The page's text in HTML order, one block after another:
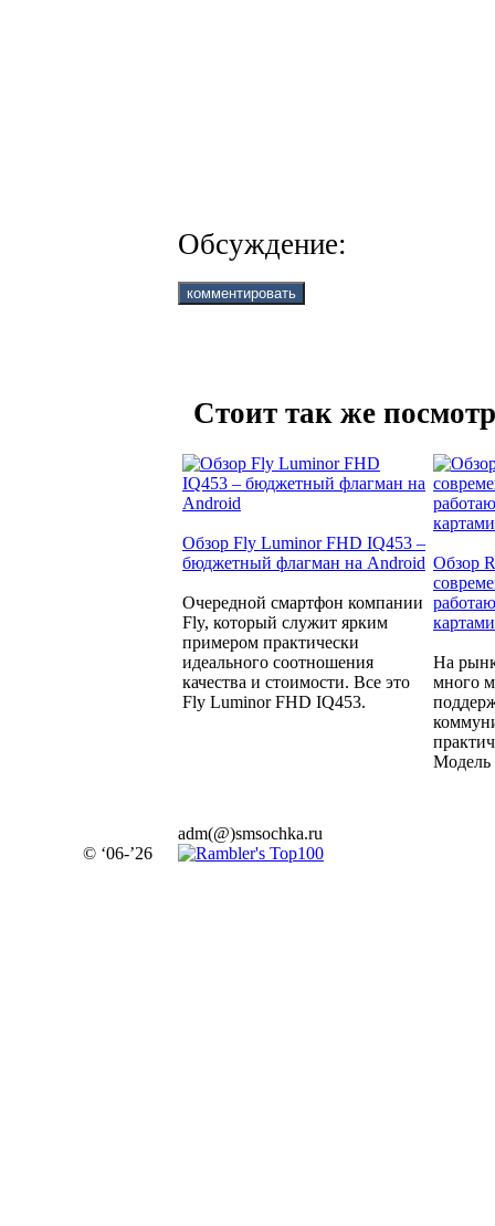
Обсуждение:
Стоит так же
Обзор Fly Luminor FHD IQ453 –
бюджетный флагман на Android
Очередной смартфон компании
Fly, который служит ярким
примером практически
идеального соотношения
качества и стоимости. Все это
Fly Luminor FHD IQ453.
Обзор
картами
На
много
Модель
© ‘06-’26
adm(@)smsochka.ru